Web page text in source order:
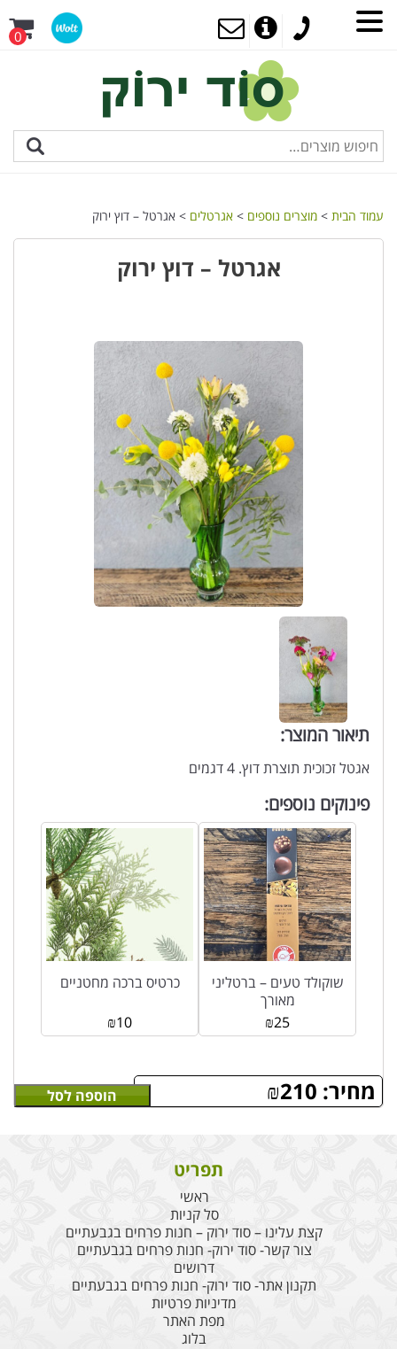
0
עמוד הבית > מוצרים נוספים > אגרטלים > אגרטל – דוץ ירוק
אגרטל – דוץ ירוק
תיאור המוצר:
אגטל זכוכית תוצרת דוץ. 4 דגמים
מחיר: ₪210 הוספה לסל
פינוקים נוספים:
כרטיס ברכה מחטניים
₪10
שוקולד טעים – ברטליני
מאורך
₪25
תפריט
ראשי
סל קניות
קצת עלינו – סוד ירוק – חנות פרחים בגבעתיים
צור קשר- סוד ירוק- חנות פרחים בגבעתיים
דרושים
תקנון אתר- סוד ירוק- חנות פרחים בגבעתיים
מדיניות פרטיות
מפת האתר
בלוג